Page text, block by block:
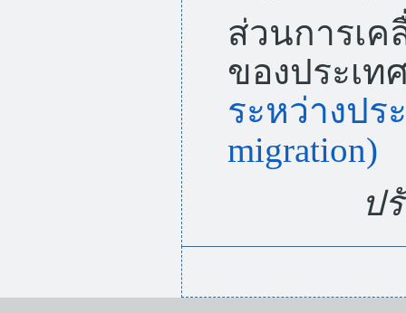
ส่วนการเ
ของประเท
ระหว่างปร
migration)
ป